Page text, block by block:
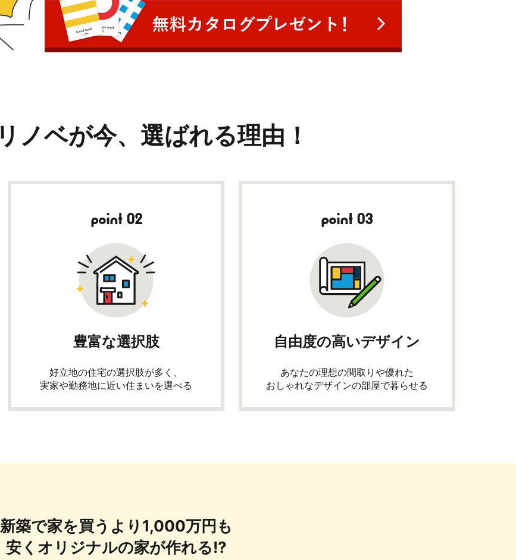
リノベが今、 選ばれる理由！
point 02
豊富な選択肢
好立地の住宅の選択肢が多く、
実家や勤務地に近い住まいを選べる
point 03
自由度の高いデザイン
あなたの理想の間取りや優れた
おしゃれなデザインの部屋で暮らせる
新築で家を買うより1,000万円も
安くオリジナルの家が作れる!?